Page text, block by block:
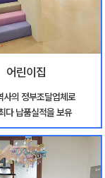
어린이집
사의 정부조달업체로
다 납품실적을 보유